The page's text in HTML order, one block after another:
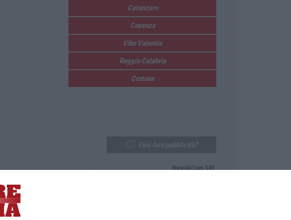
Catanzaro
Cosenza
Vibo Valentia
Reggio Calabria
Crotone
News&Com SRL